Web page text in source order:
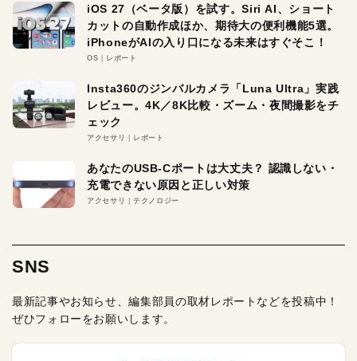
iOS 27（ベータ版）を試す。Siri AI、ショート
カットの自動作成ほか、期待大の便利機能5選。
iPhoneがAIの入り口になる未来はすぐそこ！
OS レポート
Insta360のジンバルカメラ「Luna Ultra」実践
レビュー。4K／8K比較・ズーム・夜間撮影をチ
ェック
アクセサリ レポート
あなたのUSB-Cポートは大丈夫？ 認識しない・
充電できない原因と正しい対策
アクセサリ テクノロジー
SNS
最新記事やお知らせ、編集部員の取材レポートなどを投稿中！
ぜひフォローをお願いします。